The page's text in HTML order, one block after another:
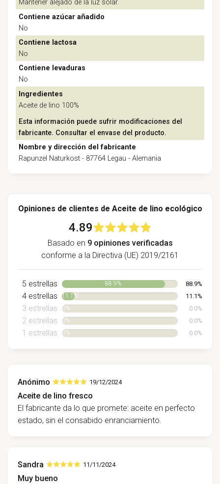
Mantener alejado de la luz solar.
Contiene azúcar añadido
No
Contiene lactosa
No
Contiene levaduras
No
Ingredientes
Aceite de lino 100%
Esta información puede sufrir modificaciones del
fabricante. Consultar el envase del producto.
Nombre y dirección del fabricante
Rapunzel Naturkost - 87764 Legau - Alemania
Opiniones de clientes de Aceite de lino ecológico
4.89
Basado en 9 opiniones verificadas
conforme a la Directiva (UE) 2019/2161
5 estrellas 88.9% 88.9%
4 estrellas 11.1% 11.1%
3 estrellas 0% 0.0%
2 estrellas 0% 0.0%
1 estrellas 0% 0.0%
Anónimo 19/12/2024
Aceite de lino fresco
El fabricante da lo que promete: aceite en perfecto
estado, sin el consabido enranciamiento.
Sandra 11/11/2024
Muy bueno